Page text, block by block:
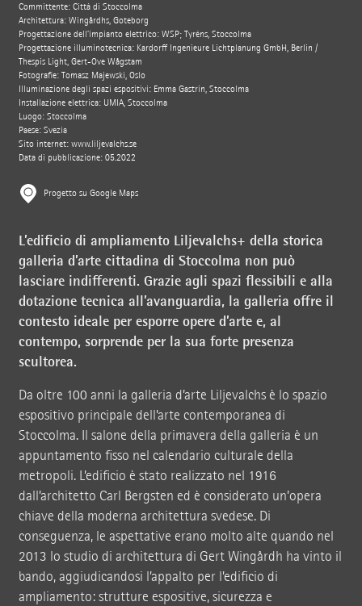
Committente: Città di Stoccolma
Architettura: Wingårdhs, Göteborg
Progettazione dell’impianto elettrico: WSP; Tyréns, Stoccolma
Progettazione illuminotecnica: Kardorff Ingenieure Lichtplanung GmbH, Berlin /
Thespis Light, Gert-Ove Wågstam
Fotografie: Tomasz Majewski, Oslo
Illuminazione degli spazi espositivi: Emma Gästrin, Stoccolma
Installazione elettrica: UMIA, Stoccolma
Luogo: Stoccolma
Paese: Svezia
Sito internet: www.liljevalchs.se
Data di pubblicazione: 05.2022
Progetto su Google Maps
L’edificio di ampliamento Liljevalchs+ della storica
galleria d’arte cittadina di Stoccolma non può
lasciare indifferenti. Grazie agli spazi flessibili e alla
dotazione tecnica all’avanguardia, la galleria offre il
contesto ideale per esporre opere d’arte e, al
contempo, sorprende per la sua forte presenza
scultorea.
Da oltre 100 anni la galleria d’arte Liljevalchs è lo spazio
espositivo principale dell’arte contemporanea di
Stoccolma. Il salone della primavera della galleria è un
appuntamento fisso nel calendario culturale della
metropoli. L’edificio è stato realizzato nel 1916
dall’architetto Carl Bergsten ed è considerato un’opera
chiave della moderna architettura svedese. Di
conseguenza, le aspettative erano molto alte quando nel
2013 lo studio di architettura di Gert Wingårdh ha vinto il
bando, aggiudicandosi l’appalto per l’edificio di
ampliamento: strutture espositive, sicurezza e